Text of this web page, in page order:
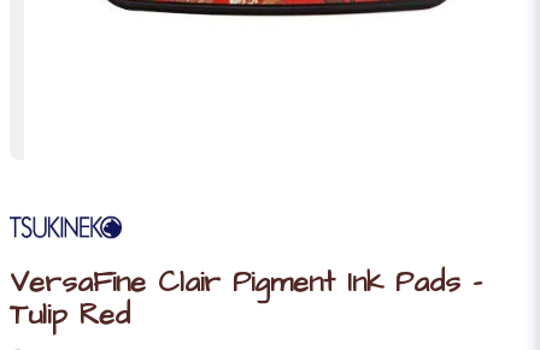
VersaFine Clair Pigment Ink Pads -
Tulip Red